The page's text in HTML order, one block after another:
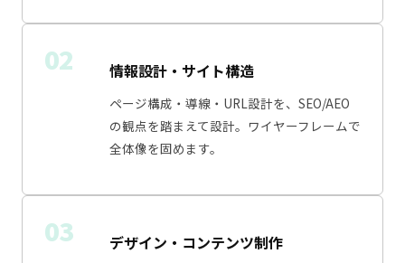
02 情報設計・サイト構造
ページ構成・導線・URL設計を、SEO/AEO
の観点を踏まえて設計。ワイヤーフレームで
全体像を固めます。
03 デザイン・コンテンツ制作